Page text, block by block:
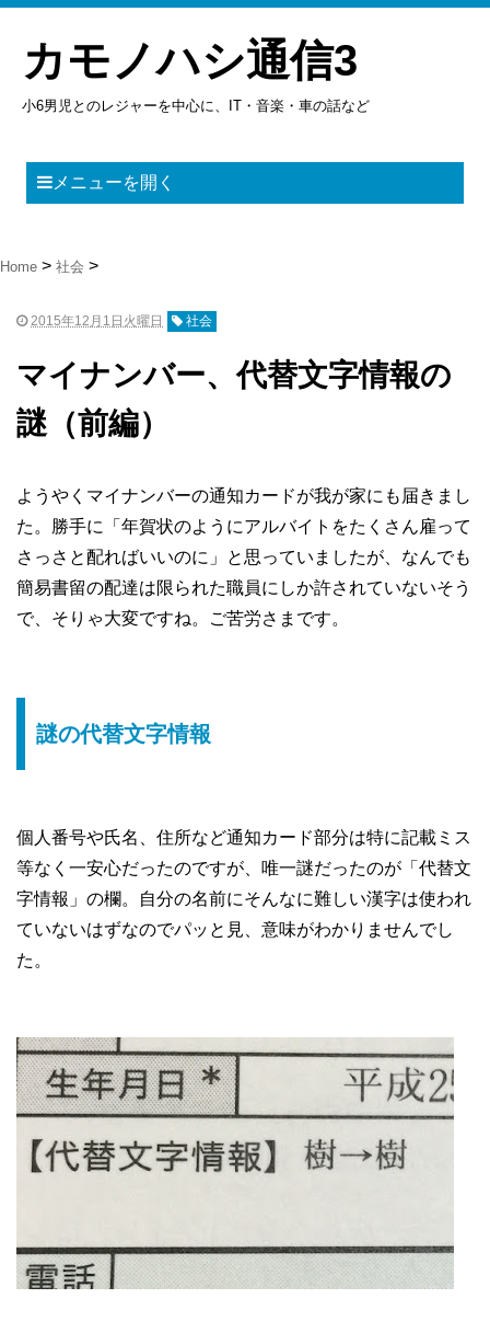
カモノハシ通信3
小6男児とのレジャーを中心に、IT・音楽・車の話など
メニューを開く
Home 社会
2015年12月1日火曜日 社会
マイナンバー、代替文字情報の
謎（前編）
ようやくマイナンバーの通知カードが我が家にも届きまし
た。勝手に「年賀状のようにアルバイトをたくさん雇って
さっさと配ればいいのに」と思っていましたが、なんでも
簡易書留の配達は限られた職員にしか許されていないそう
で、そりゃ大変ですね。ご苦労さまです。
謎の代替文字情報
個人番号や氏名、住所など通知カード部分は特に記載ミス
等なく一安心だったのですが、唯一謎だったのが「代替文
字情報」の欄。自分の名前にそんなに難しい漢字は使われ
ていないはずなのでパッと見、意味がわかりませんでし
た。